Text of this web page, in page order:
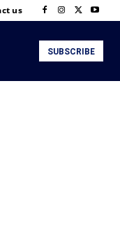
us
SUBSCRIBE